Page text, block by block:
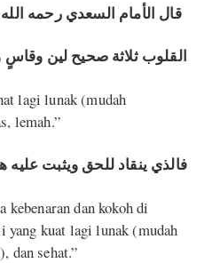
قال الأمام السعدي رحمه الله
القلوب ثلاثة صحيح لين
lagi lunak (mudah
lemah.”
فالذي ينقاد للحق ويثبت عليه
kebenaran dan kokoh di
yang kuat lagi lunak (mudah
dan sehat.”